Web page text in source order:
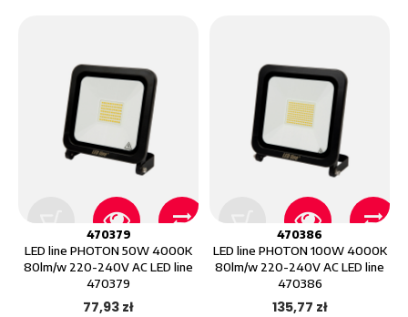
470379
LED line PHOTON 50W 4000K
80lm/w 220-240V AC LED line
470379
77,93 zł
470386
LED line PHOTON 100W 4000K
80lm/w 220-240V AC LED line
470386
135,77 zł